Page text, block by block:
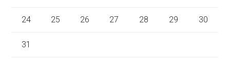
24 25 26 27 28 29 30
31